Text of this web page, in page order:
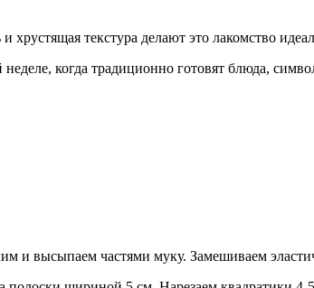
хрустящая текстура делают это лакомство
когда традиционно готовят блюда,
высыпаем частями муку. Замешиваем